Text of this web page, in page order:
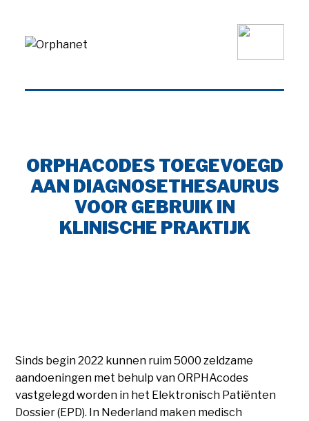
ORPHACODES TOEGEVOEGD
AAN DIAGNOSETHESAURUS
VOOR GEBRUIK IN
KLINISCHE PRAKTIJK
Sinds begin 2022 kunnen ruim 5000 zeldzame
aandoeningen met behulp van ORPHAcodes
vastgelegd worden in het Elektronisch Patiënten
Dossier (EPD). In Nederland maken medisch